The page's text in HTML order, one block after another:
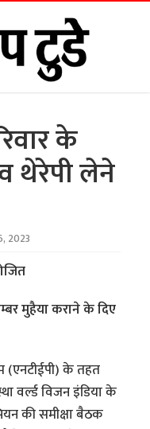
के
थेरेपी लेने
2023
मुहैया कराने के दिए
(एनटीईपी) के तहत
वर्ल्ड विजन इंडिया के
की समीक्षा बैठक